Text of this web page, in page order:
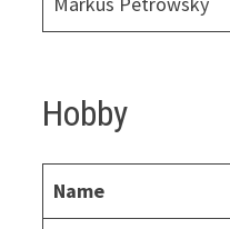
Hobby
Name